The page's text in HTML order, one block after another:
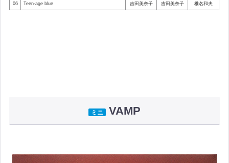
06 Teen-age blue 吉田美奈子 吉田美奈子 椎名和夫
ミニ VAMP